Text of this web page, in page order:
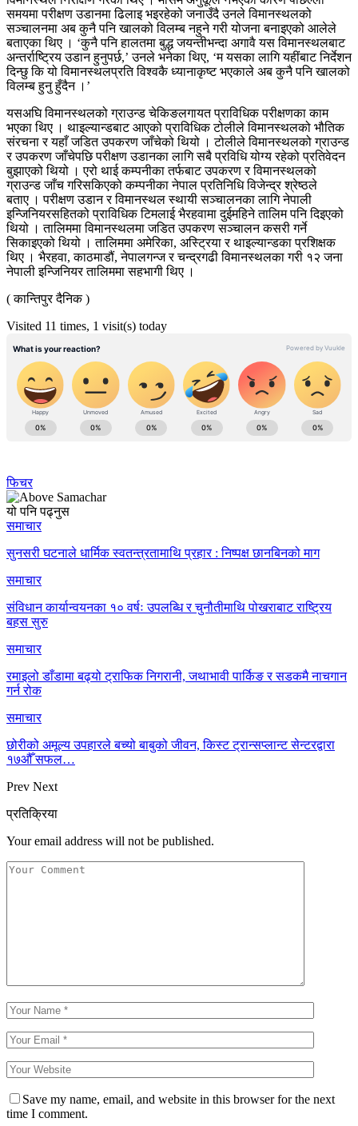
समयमा परीक्षण उडानमा ढिलाइ भइरहेको जनाउँदै उनले विमानस्थलको
सञ्चालनमा अब कुनै पनि खालको विलम्ब नहुने गरी योजना बनाइएको आलेले
बताएका थिए । ‘कुनै पनि हालतमा बुद्ध जयन्तीभन्दा अगावै यस विमानस्थलबाट
अन्तर्राष्ट्रिय उडान हुनुपर्छ,’ उनले भनेका थिए, ‘म यसका लागि यहींबाट निर्देशन
दिन्छु कि यो विमानस्थलप्रति विश्वकै ध्यानाकृष्ट भएकाले अब कुनै पनि खालको
विलम्ब हुनु हुँदैन ।’
यसअघि विमानस्थलको ग्राउन्ड चेकिङलगायत प्राविधिक परीक्षणका काम
भएका थिए । थाइल्यान्डबाट आएको प्राविधिक टोलीले विमानस्थलको भौतिक
संरचना र यहाँ जडित उपकरण जाँचेको थियो । टोलीले विमानस्थलको ग्राउन्ड
र उपकरण जाँचेपछि परीक्षण उडानका लागि सबै प्रविधि योग्य रहेको प्रतिवेदन
बुझाएको थियो । एरो थाई कम्पनीका तर्फबाट उपकरण र विमानस्थलको
ग्राउन्ड जाँच गरिसकिएको कम्पनीका नेपाल प्रतिनिधि विजेन्द्र श्रेष्ठले
बताए । परीक्षण उडान र विमानस्थल स्थायी सञ्चालनका लागि नेपाली
इन्जिनियरसहितको प्राविधिक टिमलाई भैरहवामा दुईमहिने तालिम पनि दिइएको
थियो । तालिममा विमानस्थलमा जडित उपकरण सञ्चालन कसरी गर्ने
सिकाइएको थियो । तालिममा अमेरिका, अस्ट्रिया र थाइल्यान्डका प्रशिक्षक
थिए । भैरहवा, काठमाडौं, नेपालगन्ज र चन्द्रगढी विमानस्थलका गरी १२ जना
नेपाली इन्जिनियर तालिममा सहभागी थिए ।
( कान्तिपुर दैनिक )
Visited 11 times, 1 visit(s) today
फिचर
यो पनि पढ्नुस
समाचार
सुनसरी घटनाले धार्मिक स्वतन्त्रतामाथि प्रहार : निष्पक्ष छानबिनको माग
समाचार
संविधान कार्यान्वयनका १० वर्षः उपलब्धि र चुनौतीमाथि पोखराबाट राष्ट्रिय
बहस सुरु
समाचार
रमाइलो डाँडामा बढ्यो ट्राफिक निगरानी, जथाभावी पार्किङ र सडकमै नाचगान
गर्न रोक
समाचार
छोरीको अमूल्य उपहारले बच्यो बाबुको जीवन, किस्ट ट्रान्सप्लान्ट सेन्टरद्वारा
१७औँ सफल…
Prev Next
प्रतिक्रिया
Your email address will not be published.
Save my name, email, and website in this browser for the next
time I comment.